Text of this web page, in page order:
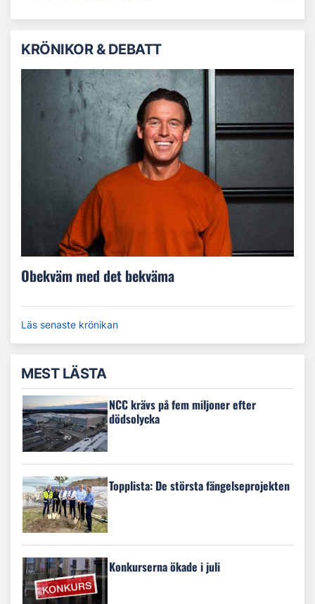
KRÖNIKOR & DEBATT
Obekväm med det bekväma
Läs senaste krönikan
MEST LÄSTA
NCC krävs på fem miljoner efter
dödsolycka
Topplista: De största fängelseprojekten
Konkurserna ökade i juli